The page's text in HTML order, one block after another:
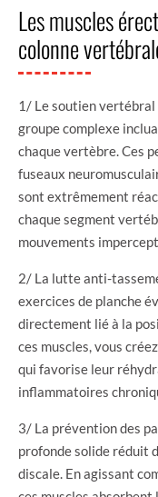
Les muscles
colonne
1/ Le soutien vertébral
groupe complexe
chaque vertèbre. Ces
fuseaux
sont extrêmement
chaque segment
mouvements
2/ La lutte anti-
exercices de planche
directement lié à la
ces muscles, vous
qui favorise leur
inflammatoires
3/ La prévention des
profonde solide réduit
discale. En agissant